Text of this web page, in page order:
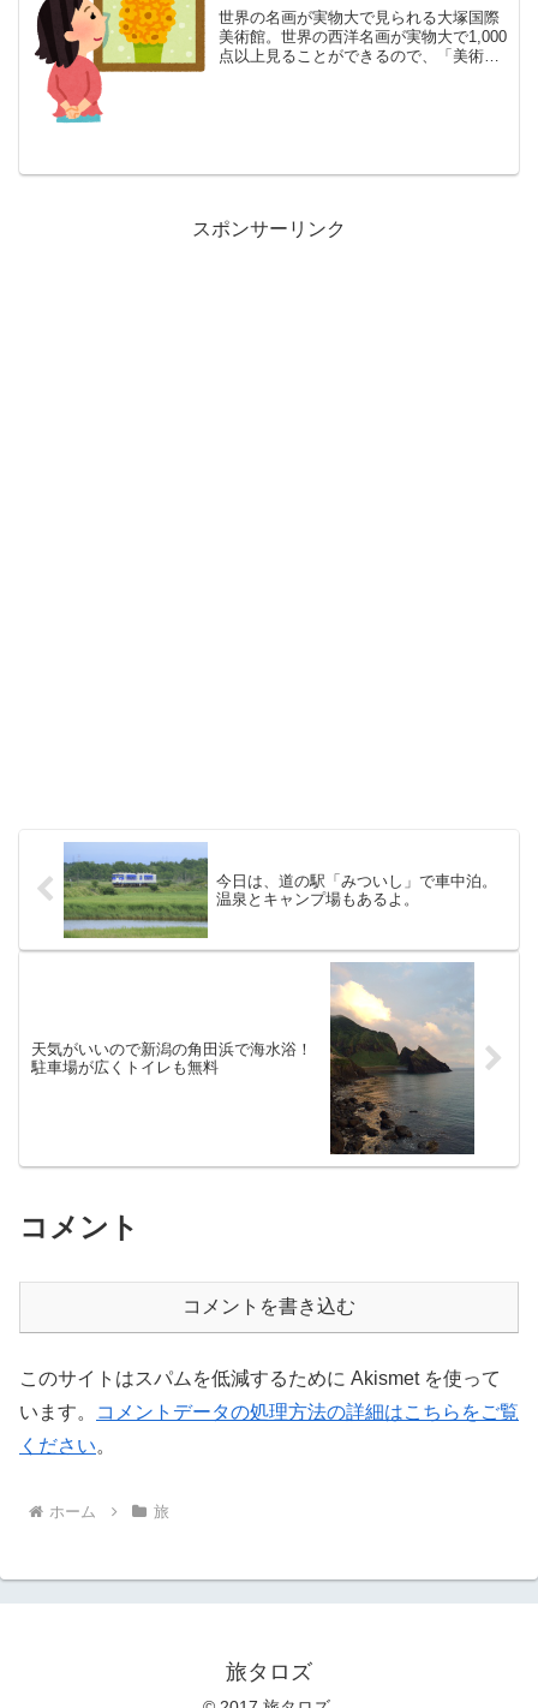
世界の名画が実物大で見られる大塚国際
美術館。世界の西洋名画が実物大で1,000
点以上見ることができるので、「美術館
スポンサーリンク
今日は、道の駅「みついし」で車中泊。
温泉とキャンプ場もあるよ。
天気がいいので新潟の角田浜で海水浴！
駐車場が広くトイレも無料
コメント
コメントを書き込む
このサイトはスパムを低減するために Akismet を使って
います。
コメントデータの処理方法の詳細はこちらをご覧
ください。
ホーム 旅
旅タロズ